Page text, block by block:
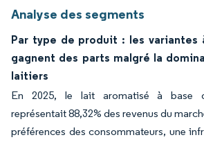
Analyse des segments
Par type de produit : les variantes
gagnent des parts malgré la
laitiers
En 2025, le lait aromatisé à base
représentait 88,32% des revenus du
préférences des consommateurs, une